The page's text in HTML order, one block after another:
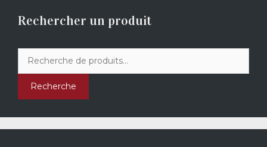
Rechercher un produit
pour :
Recherche